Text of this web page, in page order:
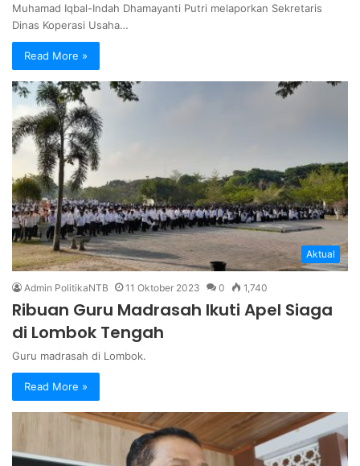
Muhamad Iqbal-Indah Dhamayanti Putri melaporkan Sekretaris
Dinas Koperasi Usaha…
Read More »
Aktual
Admin PolitikaNTB 11 Oktober 2023 0 1,740
Ribuan Guru Madrasah Ikuti Apel Siaga
di Lombok Tengah
Guru madrasah di Lombok.
Read More »